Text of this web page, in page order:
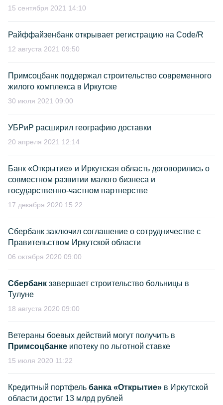
15 сентября 2021 14:10
Райффайзенбанк открывает регистрацию на Code/R
12 августа 2021 09:50
Примсоцбанк поддержал строительство современного
жилого комплекса в Иркутске
30 июля 2021 09:00
УБРиР расширил географию доставки
20 апреля 2021 12:14
Банк «Открытие» и Иркутская область договорились о
совместном развитии малого бизнеса и
государственно-частном партнерстве
17 декабря 2020 15:22
Сбербанк заключил соглашение о сотрудничестве с
Правительством Иркутской области
06 октября 2020 09:00
Сбербанк завершает строительство больницы в
Тулуне
18 августа 2020 09:00
Ветераны боевых действий могут получить в
Примсоцбанке ипотеку по льготной ставке
15 июля 2020 11:22
Кредитный портфель банка «Открытие» в Иркутской
области достиг 13 млрд рублей